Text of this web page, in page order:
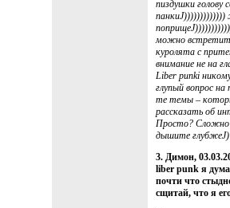
пиздушки голову
панкиJ)))))))))))))
можно
куролята с
внимание не на
Liber punki
глупый вопрос
те темы –
рассказать об
Просто?
дышите глубжеJ)
3. Димон,
liber punk я
почти что
сщитай, что я